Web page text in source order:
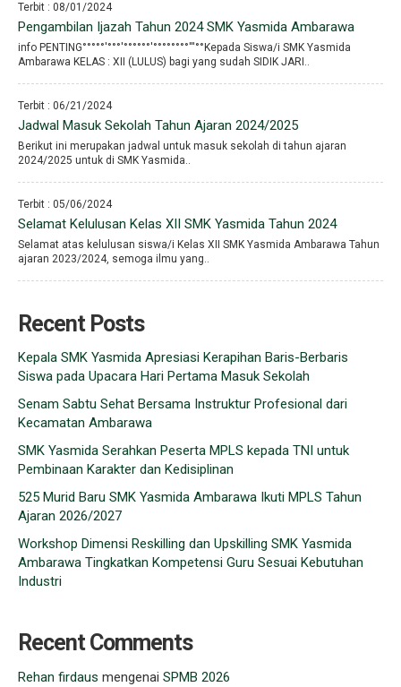
Terbit : 08/01/2024
Pengambilan Ijazah Tahun 2024 SMK Yasmida Ambarawa
info PENTING°°°°°′°°°′°°°°°°′°°°°°°°°′′′°°Kepada Siswa/i SMK Yasmida
Ambarawa KELAS : XII (LULUS) bagi yang sudah SIDIK JARI..
Terbit : 06/21/2024
Jadwal Masuk Sekolah Tahun Ajaran 2024/2025
Berikut ini merupakan jadwal untuk masuk sekolah di tahun ajaran
2024/2025 untuk di SMK Yasmida..
Terbit : 05/06/2024
Selamat Kelulusan Kelas XII SMK Yasmida Tahun 2024
Selamat atas kelulusan siswa/i Kelas XII SMK Yasmida Ambarawa Tahun
ajaran 2023/2024, semoga ilmu yang..
Recent Posts
Kepala SMK Yasmida Apresiasi Kerapihan Baris-Berbaris
Siswa pada Upacara Hari Pertama Masuk Sekolah
Senam Sabtu Sehat Bersama Instruktur Profesional dari
Kecamatan Ambarawa
SMK Yasmida Serahkan Peserta MPLS kepada TNI untuk
Pembinaan Karakter dan Kedisiplinan
525 Murid Baru SMK Yasmida Ambarawa Ikuti MPLS Tahun
Ajaran 2026/2027
Workshop Dimensi Reskilling dan Upskilling SMK Yasmida
Ambarawa Tingkatkan Kompetensi Guru Sesuai Kebutuhan
Industri
Recent Comments
Rehan firdaus mengenai SPMB 2026